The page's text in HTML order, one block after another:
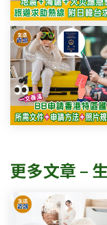
更多文章 –